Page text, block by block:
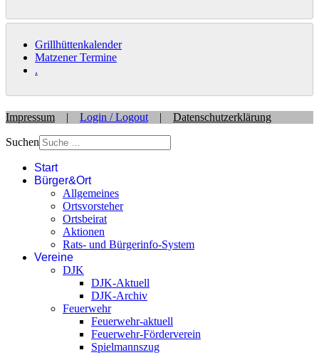
Grillhüttenkalender
Matzener Termine
.
Impressum | Login / Logout | Datenschutzerklärung
Suchen
Start
Bürger&Ort
Allgemeines
Ortsvorsteher
Ortsbeirat
Aktionen
Rats- und Bürgerinfo-System
Vereine
DJK
DJK-Aktuell
DJK-Archiv
Feuerwehr
Feuerwehr-aktuell
Feuerwehr-Förderverein
Spielmannszug